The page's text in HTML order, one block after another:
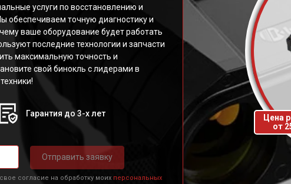
услуги по восстановлению и
точную диагностику и
ваше оборудование будет работать
последние технологии и запчасти
максимальную точность и
свой бинокль с лидерами в
Гарантия до 3-х лет
Отправить заявку
согласие на обработку моих персональных
Цена
от